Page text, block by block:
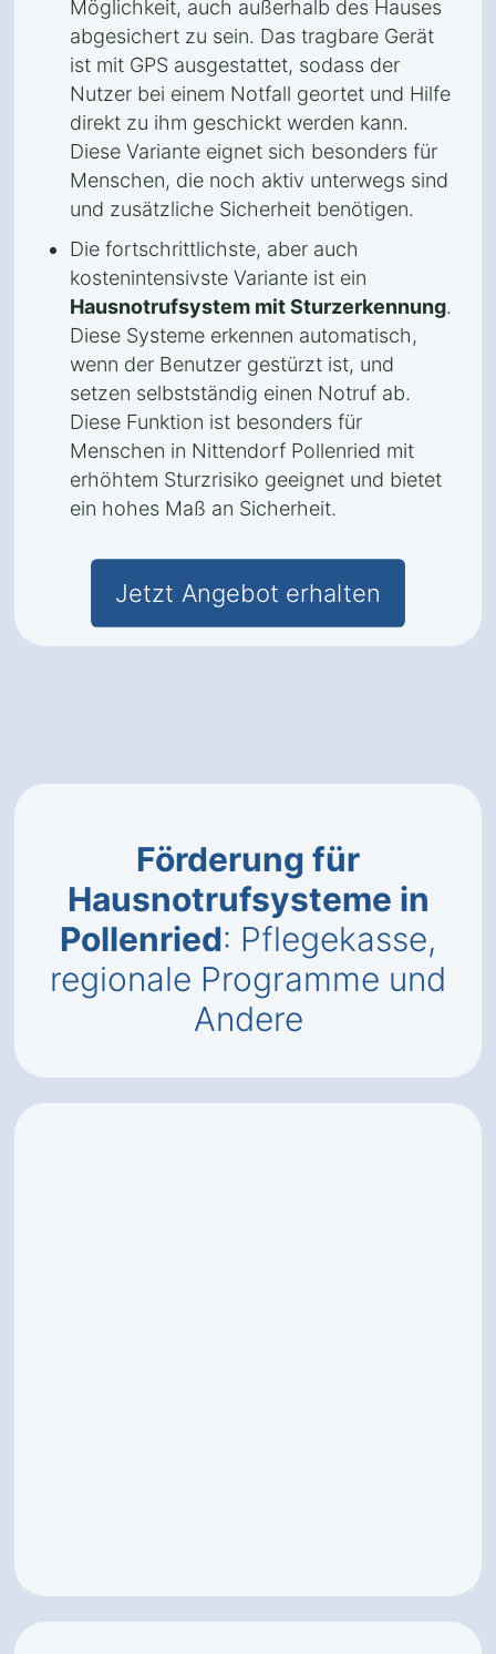
Möglichkeit, auch außerhalb des Hauses
abgesichert zu sein. Das tragbare Gerät
ist mit GPS ausgestattet, sodass der
Nutzer bei einem Notfall geortet und Hilfe
direkt zu ihm geschickt werden kann.
Diese Variante eignet sich besonders für
Menschen, die noch aktiv unterwegs sind
und zusätzliche Sicherheit benötigen.
Die fortschrittlichste, aber auch
kostenintensivste Variante ist ein
Hausnotrufsystem mit Sturzerkennung.
Diese Systeme erkennen automatisch,
wenn der Benutzer gestürzt ist, und
setzen selbstständig einen Notruf ab.
Diese Funktion ist besonders für
Menschen in Nittendorf Pollenried mit
erhöhtem Sturzrisiko geeignet und bietet
ein hohes Maß an Sicherheit.
Jetzt Angebot erhalten
Förderung für
Hausnotrufsysteme in
Pollenried: Pflegekasse,
regionale Programme und
Andere